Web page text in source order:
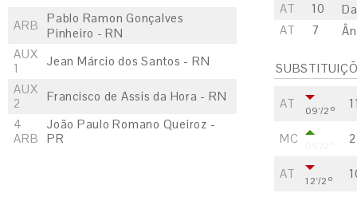
ARB
Pablo Ramon Gonçalves
Pinheiro - RN
AUX
1
Jean Márcio dos Santos - RN
AUX
2
Francisco de Assis da Hora - RN
4
ARB
João Paulo Romano Queiroz -
PR
AT
10
AT
7
AT 09'/2º
MC
AT 12'/2º